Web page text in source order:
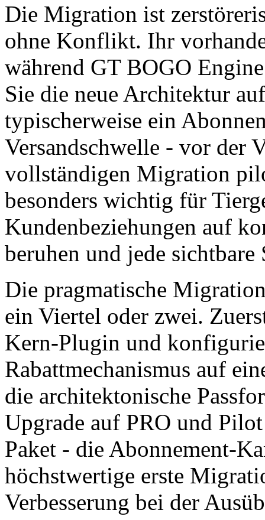
Die Migration ist
ohne Konflikt. Ihr
während GT BOGO
Sie die neue Architektur
typischerweise ein
Versandschwelle - vor der
vollständigen Migration
besonders wichtig für
Kundenbeziehungen auf
beruhen und jede
Die pragmatische
ein Viertel oder zwei.
Kern-Plugin und
Rabattmechanismus auf
die architektonische
Upgrade auf PRO und
Paket - die Abonnement-
höchstwertige erste
Verbesserung bei der